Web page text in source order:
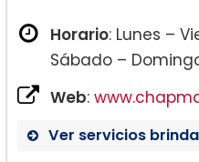
Horario: Lunes –
Sábado –
Web:
Ver servicios